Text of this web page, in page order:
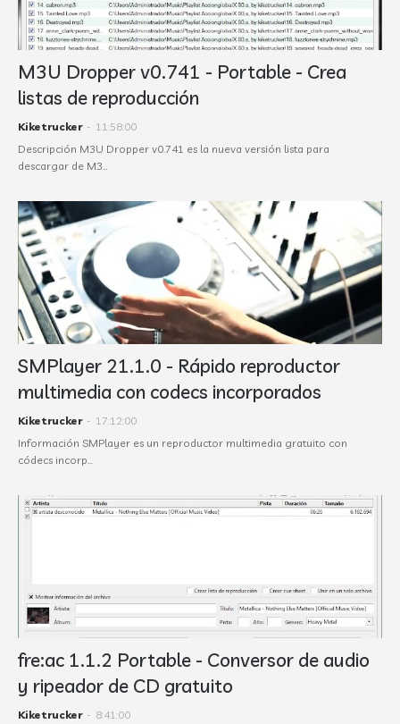
M3U Dropper v0.741 - Portable - Crea
listas de reproducción
Kiketrucker - 11:58:00
Descripción M3U Dropper v0.741 es la nueva versión lista para
descargar de M3…
SMPlayer 21.1.0 - Rápido reproductor
multimedia con codecs incorporados
Kiketrucker - 17:12:00
Información SMPlayer es un reproductor multimedia gratuito con
códecs incorp…
fre:ac 1.1.2 Portable - Conversor de audio
y ripeador de CD gratuito
Kiketrucker - 8:41:00